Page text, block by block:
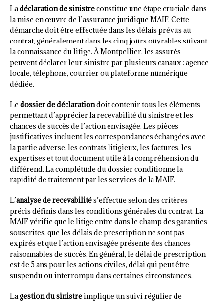
Ladéclaration de sinistreconstitue une étape cruciale dans
la mise en œuvre de l’assurance juridique MAIF. Cette
démarche doit être effectuée dans les délais prévus au
contrat, généralement dans les cinq jours ouvrables suivant
la connaissance du litige. À Montpellier, les assurés
peuvent déclarer leur sinistre par plusieurs canaux : agence
locale, téléphone, courrier ou plateforme numérique
dédiée.
Le dossier de déclarationdoit contenir tous les éléments
permettant d’apprécier la recevabilité du sinistre et les
chances de succès de l’action envisagée. Les pièces
justificatives incluent les correspondances échangées avec
la partie adverse, les contrats litigieux, les factures, les
expertises et tout document utile à la compréhension du
différend. La complétude du dossier conditionne la
rapidité de traitement par les services de la MAIF.
L’analyse de recevabilités’effectue selon des critères
précis définis dans les conditions générales du contrat. La
MAIF vérifie que le litige entre dans le champ des garanties
souscrites, que les délais de prescription ne sont pas
expirés et que l’action envisagée présente des chances
raisonnables de succès. En général, le délai de prescription
est de 5 ans pour les actions civiles, délai qui peut être
suspendu ou interrompu dans certaines circonstances.
Lagestion du sinistreimplique un suivi régulier de